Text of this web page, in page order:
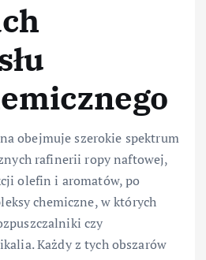
obejmuje szerokie spektrum
rafinerii ropy naftowej,
olefin i aromatów, po
chemiczne, w których
czy
Każdy z tych obszarów